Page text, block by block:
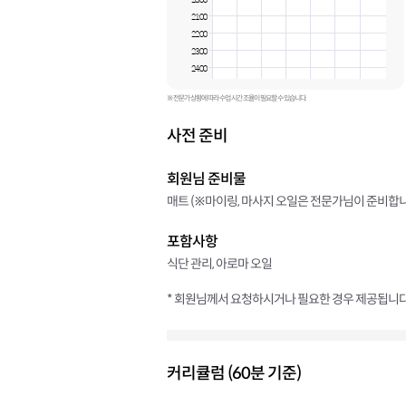
21:00
22:00
23:00
24:00
※ 전문가 상황에 따라 수업 시간 조율이 필요할 수 있습니다.
사전 준비
회원님 준비물
매트 (※마이링, 마사지 오일은 전문가님이 준비합
포함사항
식단 관리, 아로마 오일
* 회원님께서 요청하시거나 필요한 경우 제공됩니
커리큘럼 (60분 기준)